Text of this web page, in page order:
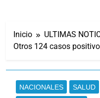
Inicio
ULTIMAS
Otros 124 casos
NACIONALES SALUD